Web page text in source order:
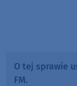
O tej sprawie
FM.